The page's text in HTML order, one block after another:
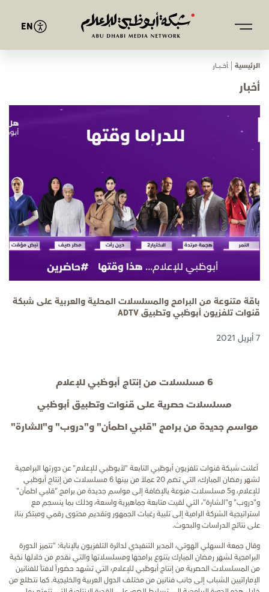
EN
الرئيسية ﺄﺧـــﺒـــﺎر
أخبار
باقة متنوعة من البرامج والمسلسلات المحلية والعربية على شبكة
قنوات تلفزيون أبوظبي وتطبيق ADTV
7 أبريل 2021
6 مسلسلات من إنتاج أبوظبي للإعلام
مسلسلات حصرية على قنوات وتطبيق أبوظبي
مواسم جديدة من برامج "قلبي اطمأن" و"دروب" و"الشارة"
أعلنت شبكة قنوات تلفزيون أبوظبي التابعة "لأبوظبي للإعلام" عن دورتها البرامجية
لشهر رمضان المبارك، التي تضم20
عملاً من بينها 6 مسلسلات من إنتاج أبوظبي
للإعلام، و5 مسلسلات منوعة بالإضافة إلى مواسم جديدة من برامج "قلبي اطمأن"
و"دروب" و"الشارة"، التي لقيت متابعة جماهيرية واسعة، وذلك بما ينسجم مع
استراتيجية الشركة الرامية إلى تلبية رغبات الجمهور وتقديم محتوى رقمي ومبتكر بناءً
على نتائج الدراسات والبحوث.
وقال جمعة السهلي الهوتي، المدير التنفيذي لدائرة التلفزيون بالإنابة: "تتميز الدورة
البرامجية لشهر رمضان المبارك بتنوع برامجها ومسلسلاتها والتي نقدم من خلالها نخبة
من المسلسلات الحصرية من إنتاج أبوظبي للإعلام، التي تشهد حضوراً لافتاً للفنانين
الإماراتيين الشباب إلى جانب فنانين من مختلف الدول العربية والخليجية. كما نتطلع من